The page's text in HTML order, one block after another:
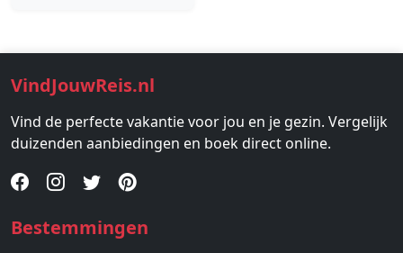
VindJouwReis.nl
Vind de perfecte vakantie voor jou en je gezin. Vergelijk
duizenden aanbiedingen en boek direct online.
Bestemmingen